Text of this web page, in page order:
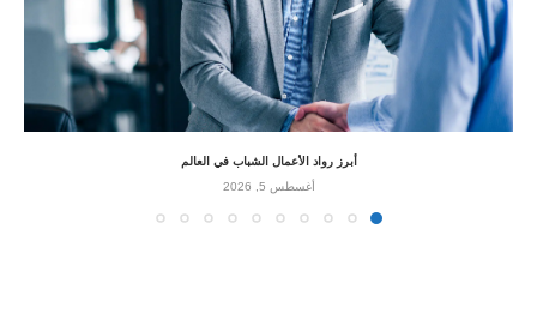
أبرز رواد الأعمال الشباب في العالم
أغسطس 5, 2026